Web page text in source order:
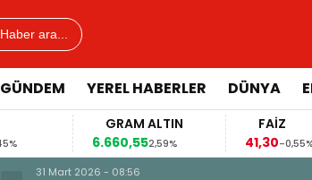
Haber ara...
GÜNDEM YEREL HABERLER DÜNYA
GRAM ALTIN
6.660,55
2,59% -0,55%
31 Mart 2026 - 08:56